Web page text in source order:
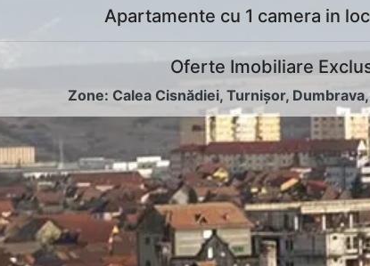
Apartamente cu 1 camera in
Oferte Imobiliare
Zone:Calea Cisnădiei,Turnișor, Dumbrava